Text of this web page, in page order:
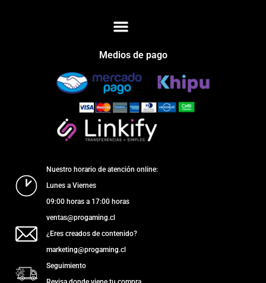
Medios de pago
Nuestro horario de atención online:
Lunes a Viernes
09:00 horas a 17:00 horas
ventas@progaming.cl
¿Eres creados de contenido?
marketing@progaming.cl
Seguimiento